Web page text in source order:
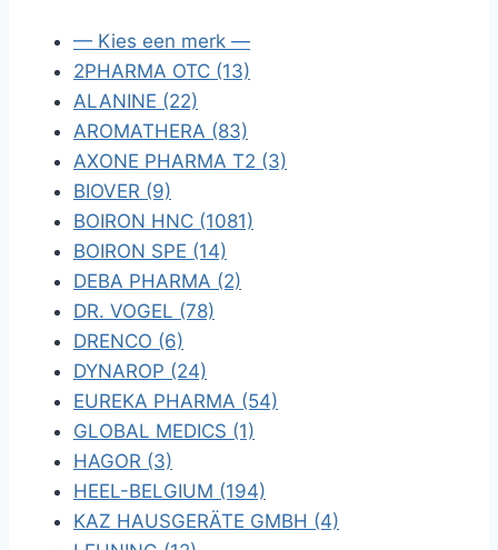
— Kies een merk —
2PHARMA OTC (13)
ALANINE (22)
AROMATHERA (83)
AXONE PHARMA T2 (3)
BIOVER (9)
BOIRON HNC (1081)
BOIRON SPE (14)
DEBA PHARMA (2)
DR. VOGEL (78)
DRENCO (6)
DYNAROP (24)
EUREKA PHARMA (54)
GLOBAL MEDICS (1)
HAGOR (3)
HEEL-BELGIUM (194)
KAZ HAUSGERÄTE GMBH (4)